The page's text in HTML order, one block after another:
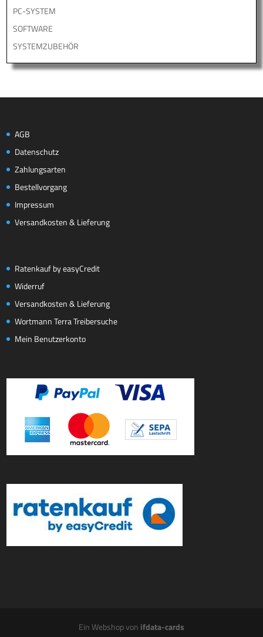
PC-SYSTEM
SOFTWARE
SYSTEMZUBEHÖR
AGB
Datenschutz
Zahlungsarten
Bestellvorgang
Impressum
Versandkosten & Lieferung
Ratenkauf by easyCredit
Widerruf
Versandkosten & Lieferung
Wortmann Terra Treibersuche
Mein Benutzerkonto
Ein Webshop von ifdata-cards